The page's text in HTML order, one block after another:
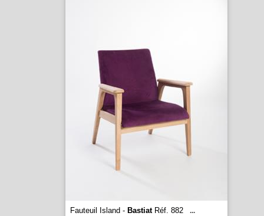
Fauteuil Island - BastiatRéf. 882
...